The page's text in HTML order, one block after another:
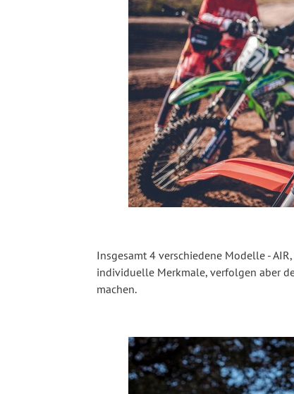
Insgesamt 4 verschiedene Modelle -
individuelle Merkmale, verfolgen aber
machen.